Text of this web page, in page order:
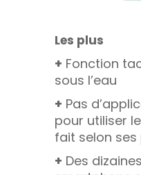
Les plus
+ Fonction
sous l’eau
+ Pas
pour utiliser
fait selon
+ Des